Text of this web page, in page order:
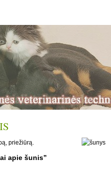
priežiūrą.
apie šunis”